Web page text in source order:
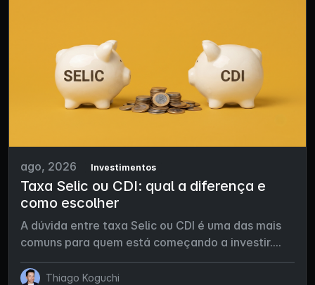
ago, 2026 Investimentos
Taxa Selic ou CDI: qual a diferença e
como escolher
A dúvida entre taxa Selic ou CDI é uma das mais
comuns para quem está começando a investir....
Thiago Koguchi